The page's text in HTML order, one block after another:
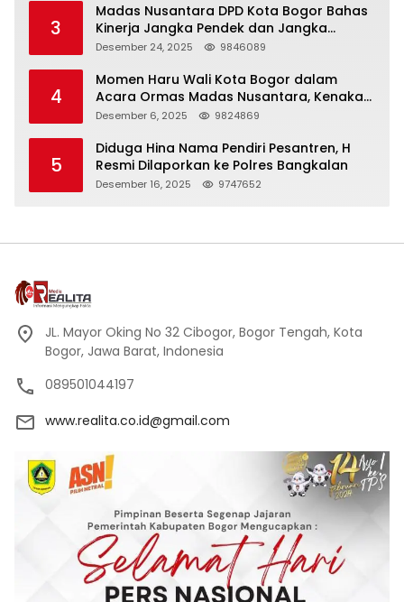
3
Madas Nusantara DPD Kota Bogor Bahas
Kinerja Jangka Pendek dan Jangka
Panjang
Desember 24, 2025 9846089
4
Momen Haru Wali Kota Bogor dalam
Acara Ormas Madas Nusantara, Kenakan
Peci Hitam Tinggi sebagai Simbol
Desember 6, 2025 9824869
5
Diduga Hina Nama Pendiri Pesantren, H
Resmi Dilaporkan ke Polres Bangkalan
Desember 16, 2025 9747652
JL. Mayor Oking No 32 Cibogor, Bogor Tengah, Kota
Bogor, Jawa Barat, Indonesia
089501044197
www.realita.co.id@gmail.com